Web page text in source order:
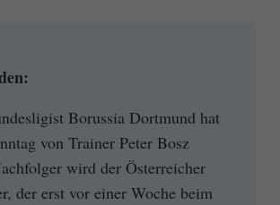
Borussia Dortmund hat
von Trainer Peter Bosz
wird der Österreicher
der erst vor einer Woche beim